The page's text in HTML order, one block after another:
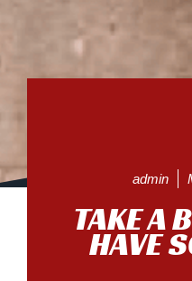
admin
TAKE A
HAVE